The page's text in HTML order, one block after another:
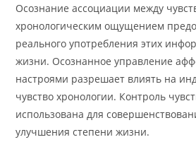
Осознание ассоциации между
хронологическим ощущением
реального употребления этих
жизни. Осознанное управление
настроями разрешает влиять на
чувство хронологии. Контроль
использована для
улучшения степени жизни.